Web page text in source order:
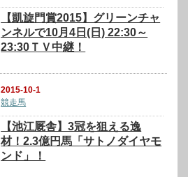
【凱旋門賞2015】グリーンチャ
ンネルで10月4日(日) 22:30～
23:30ＴＶ中継！
2015-10-1
競走馬
【池江厩舎】3冠を狙える逸
材！2.3億円馬「サトノダイヤモ
ンド」！